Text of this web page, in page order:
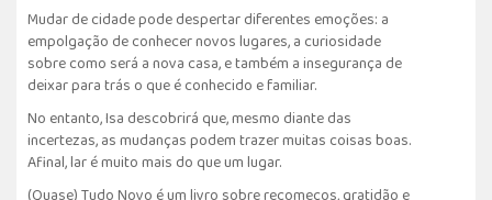
Mudar de cidade pode despertar diferentes emoções: a
empolgação de conhecer novos lugares, a curiosidade
sobre como será a nova casa, e também a insegurança de
deixar para trás o que é conhecido e familiar.
No entanto, Isa descobrirá que, mesmo diante das
incertezas, as mudanças podem trazer muitas coisas boas.
Afinal, lar é muito mais do que um lugar.